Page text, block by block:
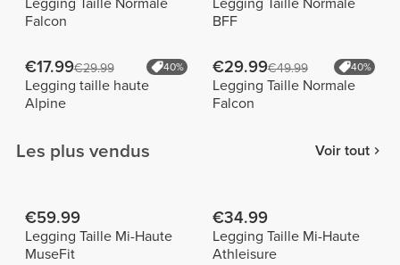
Legging Taille Normale
Falcon
Legging Taille Normale
BFF
€17.99€29.99 40%
Legging taille haute
Alpine
€29.99€49.99 40%
Legging Taille Normale
Falcon
Les plus vendus Voir tout
€59.99
Legging Taille Mi-Haute
MuseFit
€34.99
Legging Taille Mi-Haute
Athleisure